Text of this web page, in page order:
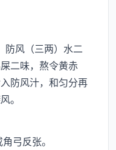
风（三两）水二
二味，熬令黄赤
防风汁，和匀分再
。
弓反张。